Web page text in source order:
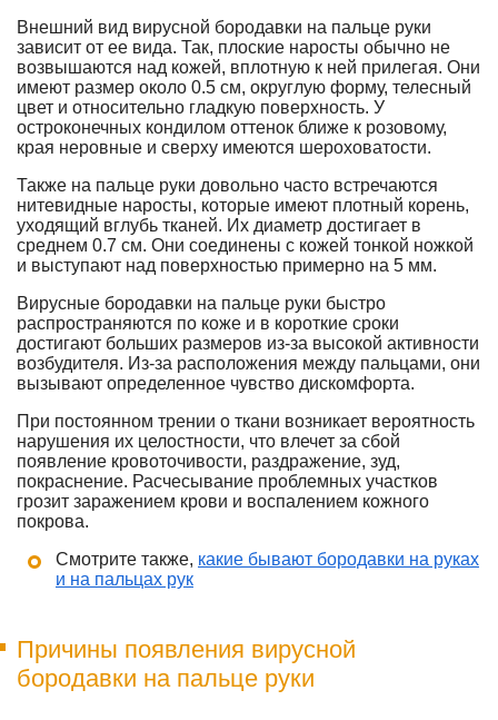
Внешний вид вирусной бородавки на пальце руки
зависит от ее вида. Так, плоские наросты обычно не
возвышаются над кожей, вплотную к ней прилегая. Они
имеют размер около 0.5 см, округлую форму, телесный
цвет и относительно гладкую поверхность. У
остроконечных кондилом оттенок ближе к розовому,
края неровные и сверху имеются шероховатости.
Также на пальце руки довольно часто встречаются
нитевидные наросты, которые имеют плотный корень,
уходящий вглубь тканей. Их диаметр достигает в
среднем 0.7 см. Они соединены с кожей тонкой ножкой
и выступают над поверхностью примерно на 5 мм.
Вирусные бородавки на пальце руки быстро
распространяются по коже и в короткие сроки
достигают больших размеров из-за высокой активности
возбудителя. Из-за расположения между пальцами, они
вызывают определенное чувство дискомфорта.
При постоянном трении о ткани возникает вероятность
нарушения их целостности, что влечет за сбой
появление кровоточивости, раздражение, зуд,
покраснение. Расчесывание проблемных участков
грозит заражением крови и воспалением кожного
покрова.
Смотрите также, какие бывают бородавки на руках
и на пальцах рук
Причины появления вирусной
бородавки на пальце руки